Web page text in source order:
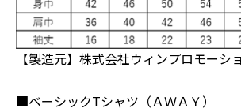
【製造元】株式会社ウィンプロモーシ
■ベーシックTシャツ（ＡＷＡＹ）